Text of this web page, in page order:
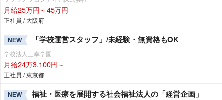
月給25万円～45万円
正社員 / 大阪府
NEW 「学校運営スタッフ」/未経験・無資格もOK
学校法人三幸学園
月給24万3,100円～
正社員 / 東京都
NEW 福祉・医療を展開する社会福祉法人の「経営企画」